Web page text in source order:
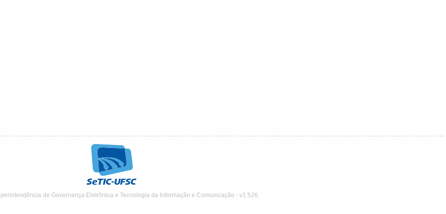
de Governança Eletrônica e Tecnologia da Informação e Comunicação - v1.526